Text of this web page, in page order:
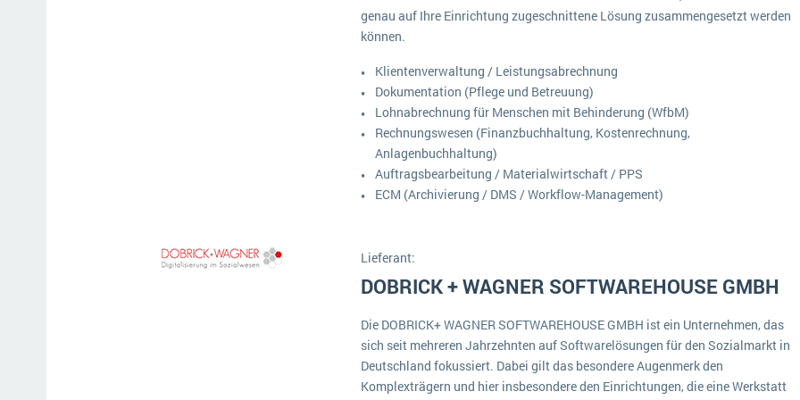
Funktionalitäten
Medien
Services
Digitale Arbeitsaufträge in Ihrem ERP- oder FSM-System: clever und effizient
MEHR ÜBER ERP-SOFTWARE
genau auf Ihre Einrichtung zugeschnittene Lösung zusammengesetzt werden
können.
Klientenverwaltung / Leistungsabrechnung
Dokumentation (Pflege und Betreuung)
Lohnabrechnung für Menschen mit Behinderung (WfbM)
Rechnungswesen (Finanzbuchhaltung, Kostenrechnung,
Anlagenbuchhaltung)
Auftragsbearbeitung / Materialwirtschaft / PPS
ECM (Archivierung / DMS / Workflow-Management)
Lieferant:
DOBRICK + WAGNER SOFTWAREHOUSE GMBH
Die DOBRICK+ WAGNER SOFTWAREHOUSE GMBH ist ein Unternehmen, das
sich seit mehreren Jahrzehnten auf Softwarelösungen für den Sozialmarkt in
Deutschland fokussiert. Dabei gilt das besondere Augenmerk den
Komplexträgern und hier insbesondere den Einrichtungen, die eine Werkstatt